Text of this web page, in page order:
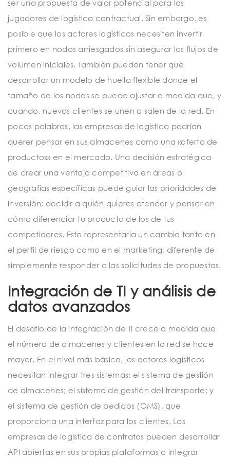
ser una propuesta de valor potencial para los
jugadores de logística contractual. Sin embargo, es
posible que los actores logísticos necesiten invertir
primero en nodos arriesgados sin asegurar los flujos de
volumen iniciales. También pueden tener que
desarrollar un modelo de huella flexible donde el
tamaño de los nodos se puede ajustar a medida que, y
cuando, nuevos clientes se unen o salen de la red. En
pocas palabras, las empresas de logística podrían
querer pensar en sus almacenes como una «oferta de
productos» en el mercado. Una decisión estratégica
de crear una ventaja competitiva en áreas o
geografías específicas puede guiar las prioridades de
inversión; decidir a quién quieres atender y pensar en
cómo diferenciar tu producto de los de tus
competidores. Esto representaría un cambio tanto en
el perfil de riesgo como en el marketing, diferente de
simplemente responder a las solicitudes de propuestas.
Integración de TI y análisis de
datos avanzados
El desafío de la integración de TI crece a medida que
el número de almacenes y clientes en la red se hace
mayor. En el nivel más básico, los actores logísticos
necesitan integrar tres sistemas: el sistema de gestión
de almacenes; el sistema de gestión del transporte; y
el sistema de gestión de pedidos (OMS), que
proporciona una interfaz para los clientes. Las
empresas de logística de contratos pueden desarrollar
API abiertas en sus propias plataformas o integrar